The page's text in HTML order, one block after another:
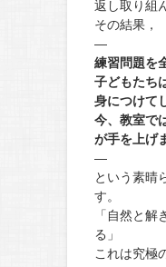
返し取り組
その結果，
—
練習問題を
子どもたち
身につけて
今、教室で
が手を上げ
—
という素晴
す。
「自然と
る」
これは究極